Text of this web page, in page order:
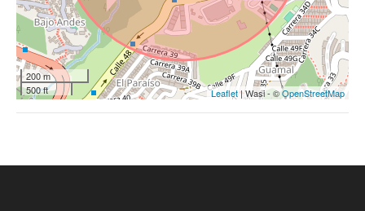
200 m
500 ft
Leaflet| Wasi - ©OpenStreetMap